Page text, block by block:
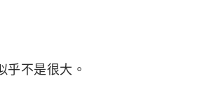
乎不是很大。